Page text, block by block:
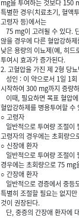
mg을 투여하는 것보다 150
특별한 경우(치료초기, 혈액
고령자 등)에서는
75 mg이 고려될 수 있다.
않을 경우에 다른 혈압강하
낮은 용량의 이뇨제(예, 히드
투여시 효과가 증가된다.
2. 고혈압을 가진 제 2형 당
성인 : 이 약으로서 1일 1
시작하여 300 mg까지 증량
이때, 필요하면 목표 혈압
혈압강하제를 병용투여할 수
○ 고령자
일반적으로 투여량 조절이
고령자의 경우에는 초회량
○ 신장애 환자
일반적으로 투여량 조절이
경우에는 초회량으로 75 mg
○ 간장애 환자
일반적으로 경증에서 중등
특별히 조절할 필요는 없지
것이 권장된다.
단, 중증의 간장애 환자에